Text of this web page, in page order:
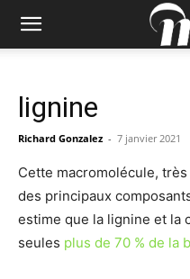
lignine
Richard Gonzalez - 7 janvier 2021
Cette macromolécule,
des principaux
estime que la lignine et la
seules plus de 70 % de la